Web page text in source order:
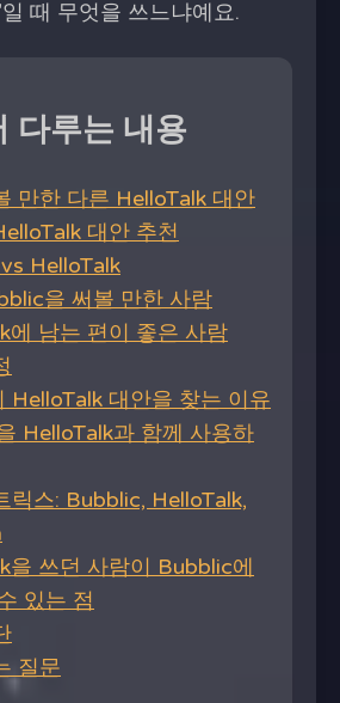
때 무엇을 쓰느냐예요.
다루는 내용
만한 다른 HelloTalk 대안
대안 추천
HelloTalk
을 써볼 만한 사람
에 남는 편이 좋은 사람
HelloTalk 대안을 찾는 이유
HelloTalk과 함께 사용하
릭스: Bubblic, HelloTalk,
을 쓰던 사람이 Bubblic에
있는 점
질문